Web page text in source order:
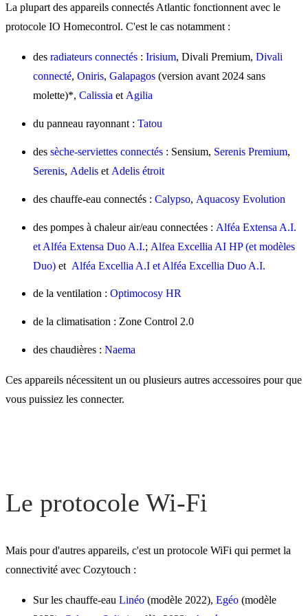
La plupart des appareils connectés Atlantic fonctionnent avec le
protocole IO Homecontrol. C'est le cas notamment :
des radiateurs connectés : Irisium, Divali Premium, Divali
connecté, Oniris, Galapagos (version avant 2024 sans
molette)*, Calissia et Agilia
du panneau rayonnant : Tatou
des sèche-serviettes connectés : Sensium, Serenis Premium,
Serenis, Adelis et Adelis étroit
des chauffe-eau connectés : Calypso, Aquacosy Evolution
des pompes à chaleur air/eau connectées : Alféa Extensa A.I.
et Alféa Extensa Duo A.I.; Alfea Excellia AI HP (et modèles
Duo) et Alféa Excellia A.I et Alféa Excellia Duo A.I.
de la ventilation : Optimocosy HR
de la climatisation : Zone Control 2.0
des chaudières : Naema
Ces appareils nécessitent un ou plusieurs autres accessoires pour que
vous puissiez les connecter.
Le protocole Wi-Fi
Mais pour d'autres appareils, c'est un protocole WiFi qui permet la
connectivité avec Cozytouch :
Sur les chauffe-eau Linéo (modèle 2022), Egéo (modèle